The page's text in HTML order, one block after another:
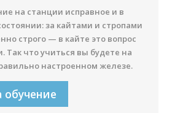
на станции исправное и в
за кайтами и стропами
строго — в кайте это вопрос
Так что учиться вы будете на
настроенном железе.
обучение